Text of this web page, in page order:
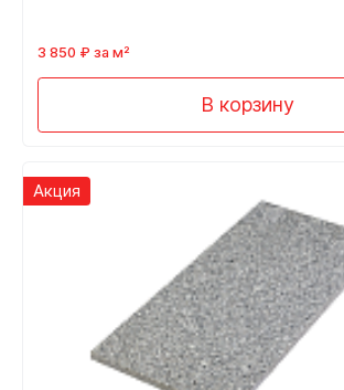
3 850 ₽ за м²
В корзину
Акция